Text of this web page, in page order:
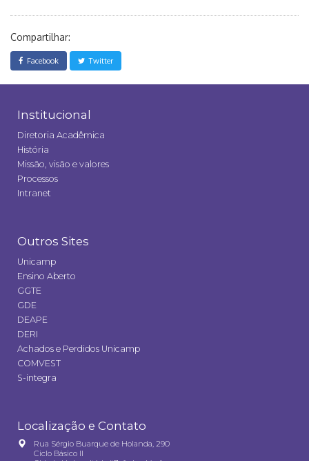
Compartilhar:
Facebook Twitter
Institucional
Diretoria Acadêmica
História
Missão, visão e valores
Processos
Intranet
Outros Sites
Unicamp
Ensino Aberto
GGTE
GDE
DEAPE
DERI
Achados e Perdidos Unicamp
COMVEST
S-integra
Localização e Contato
Rua Sérgio Buarque de Holanda, 290
Ciclo Básico II